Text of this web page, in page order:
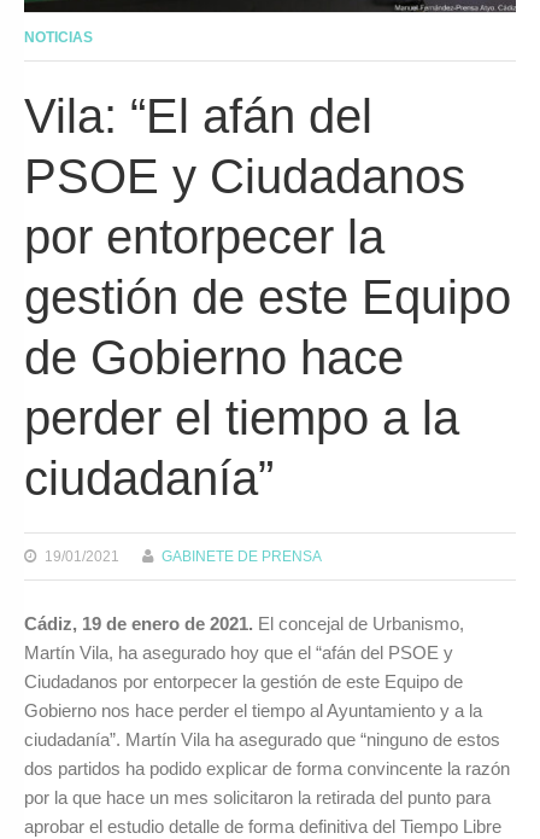
NOTICIAS
Vila: “El afán del
PSOE y Ciudadanos
por entorpecer la
gestión de este Equipo
de Gobierno hace
perder el tiempo a la
ciudadanía”
19/01/2021 GABINETE DE PRENSA
Cádiz, 19 de enero de 2021. El concejal de Urbanismo,
Martín Vila, ha asegurado hoy que el “afán del PSOE y
Ciudadanos por entorpecer la gestión de este Equipo de
Gobierno nos hace perder el tiempo al Ayuntamiento y a la
ciudadanía”. Martín Vila ha asegurado que “ninguno de estos
dos partidos ha podido explicar de forma convincente la razón
por la que hace un mes solicitaron la retirada del punto para
aprobar el estudio detalle de forma definitiva del Tiempo Libre